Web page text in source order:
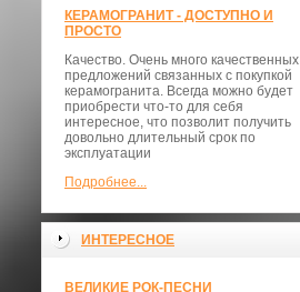
КЕРАМОГРАНИТ - ДОСТУПНО И
ПРОСТО
Качество. Очень много качественных
предложений связанных с покупкой
керамогранита. Всегда можно будет
приобрести что-то для себя
интересное, что позволит получить
довольно длительный срок по
эксплуатации
Подробнее...
ИНТЕРЕСНОЕ
ВЕЛИКИЕ РОК-ПЕСНИ